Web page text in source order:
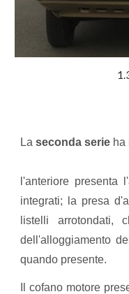
Laseconda serie ha
l'anteriore presenta
integrati; la presa
listelli arrotondati,
dell'alloggiamento
quando presente.
Il cofano motore